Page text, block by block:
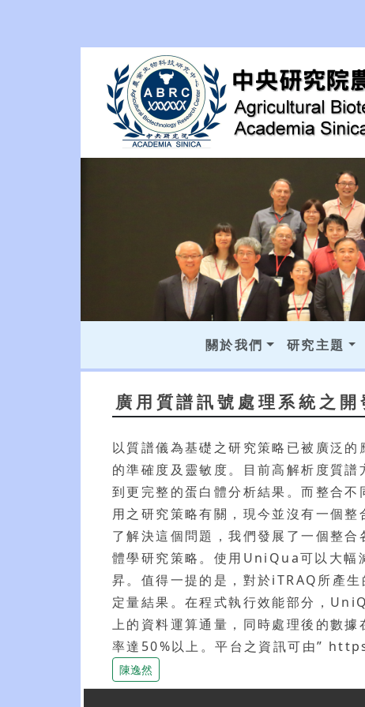
關於我們 研究主題
廣用質譜訊號處理系統之
以質譜儀為基礎之研究策略已被廣泛
的準確度及靈敏度。目前高解析度質
到更完整的蛋白體分析結果。而整合
用之研究策略有關，現今並沒有一個
了解決這個問題，我們發展了一個整
體學研究策略。使用UniQua可以大幅
昇。值得一提的是，對於iTRAQ所產
定量結果。在程式執行效能部分，
上的資料運算通量，同時處理後的數
率達50%以上。平台之資訊可由”
陳逸然